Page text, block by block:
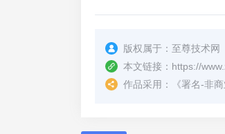
版权属于： 至尊技术网
本文链接： https://
作品采用：
《署名-非